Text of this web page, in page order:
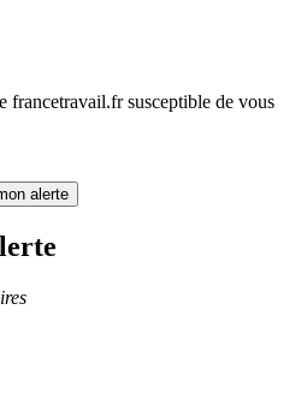
francetravail.fr susceptible de vous
alerte